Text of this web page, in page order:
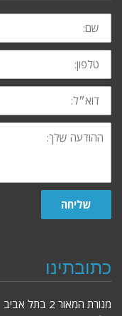
שם:
טלפון:
דוא״ל:
ההודעה
שלך:
שליחה
כתובתינו
מנורת המאור 2 בתל אביב